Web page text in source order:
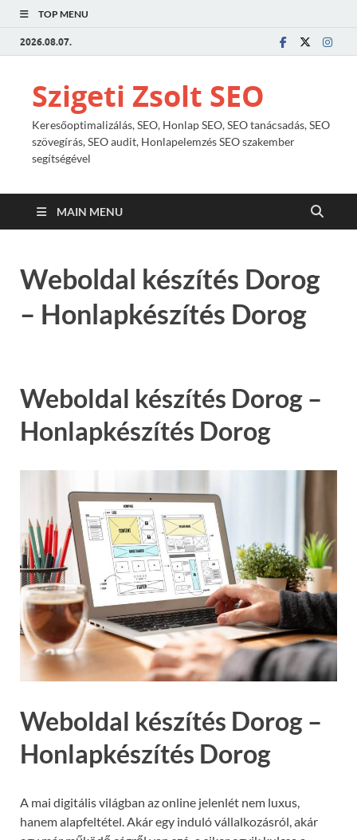
TOP MENU
2026.08.07.
Szigeti Zsolt SEO
Keresőoptimalizálás, SEO, Honlap SEO, SEO tanácsadás, SEO
szövegírás, SEO audit, Honlapelemzés SEO szakember
segítségével
MAIN MENU
Weboldal készítés Dorog
– Honlapkészítés Dorog
Weboldal készítés Dorog –
Honlapkészítés Dorog
Weboldal készítés Dorog –
Honlapkészítés Dorog
A mai digitális világban az online jelenlét nem luxus,
hanem alapfeltétel. Akár egy induló vállalkozásról, akár